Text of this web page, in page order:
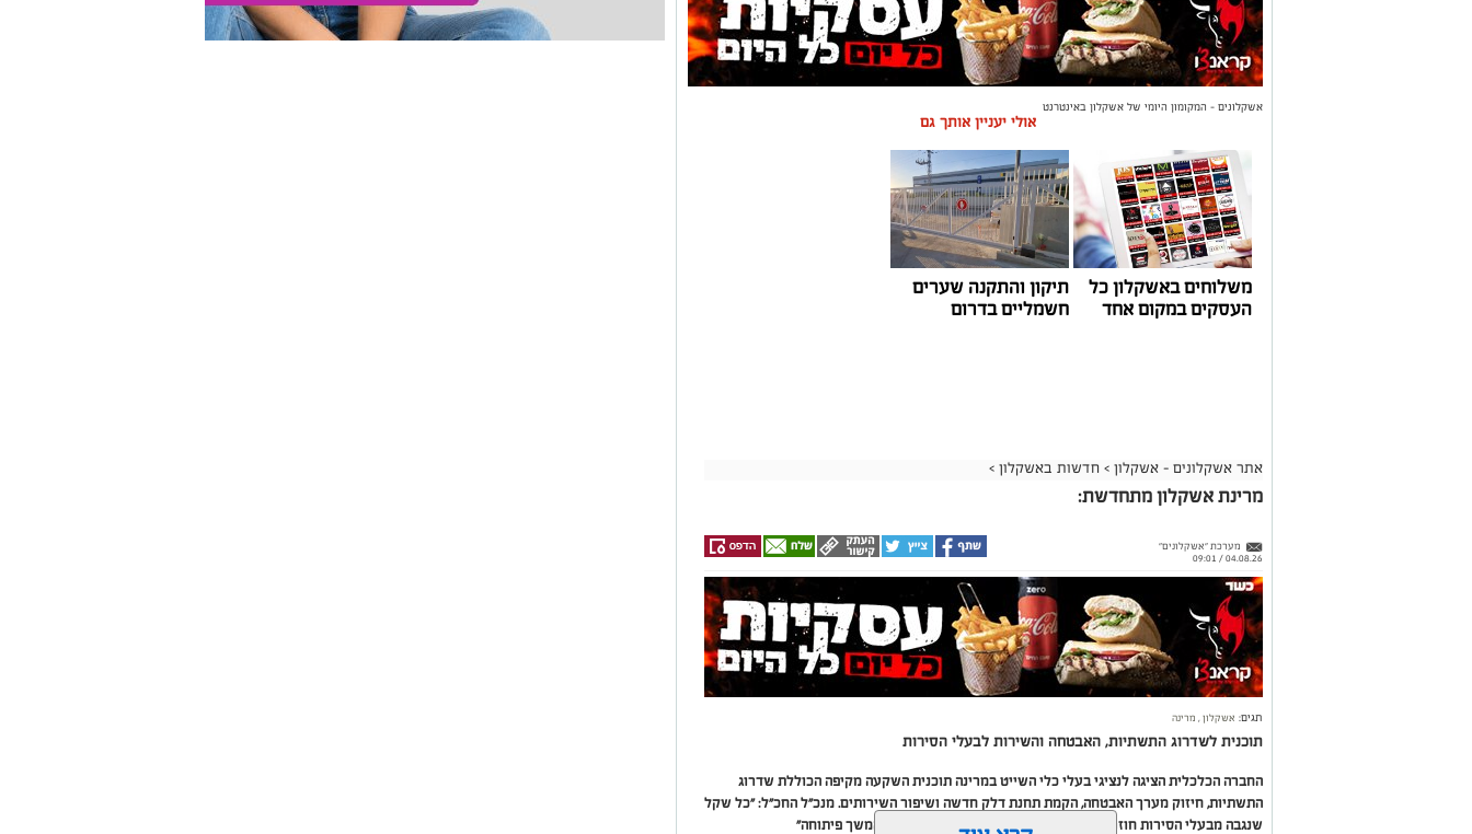
אשקלונים - המקומון היומי של אשקלון באינטרנט
אולי יעניין אותך גם
משלוחים באשקלון כל
העסקים במקום אחד
תיקון והתקנה שערים
חשמליים בדרום
אתר אשקלונים - אשקלון > חדשות באשקלון >
מרינת אשקלון מתחדשת:
מערכת "אשקלונים"
04.08.26 / 09:01
תגים: אשקלון, מרינה
תוכנית לשדרוג התשתיות, האבטחה והשירות לבעלי הסירות
החברה הכלכלית הציגה לנציגי בעלי כלי השייט במרינה תוכנית השקעה מקיפה הכוללת שדרוג
התשתיות, חיזוק מערך האבטחה, הקמת תחנת דלק חדשה ושיפור השירותים. מנכ"ל החכ"ל: "כל שקל
שנגבה מבעלי הסירות חוזר בחזרה אליהם באמצעות שיפור המרינה והמשך פיתוחה"